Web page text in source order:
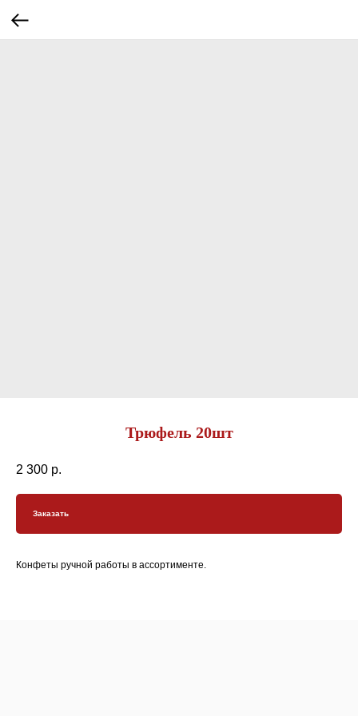
Трюфель 20шт
2 300 р.
Заказать
Конфеты ручной работы в ассортименте.